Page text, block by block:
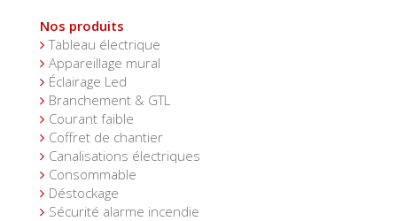
Nos produits
Tableau électrique
Appareillage mural
Éclairage Led
Branchement & GTL
Courant faible
Coffret de chantier
Canalisations électriques
Consommable
Déstockage
Sécurité alarme incendie